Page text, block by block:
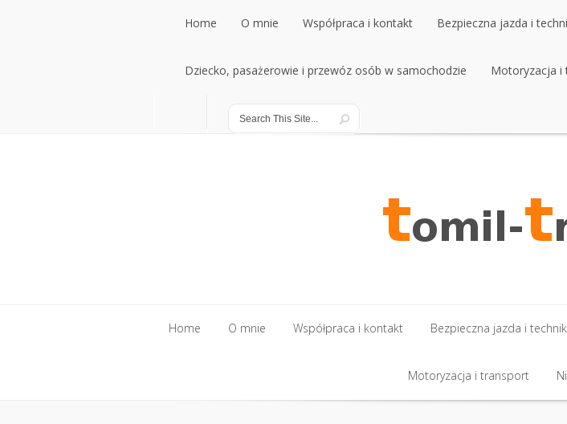
Home
Home
O mnie
O mnie
Współpraca i kontakt
Współpraca i kontakt
Bezpieczna jazda i
Bezpieczna jazda i
Dziecko, pasażerowie i przewóz osób w samochodzie
Dziecko, pasażerowie i przewóz osób w samochodzie
Motoryzacja i
Home O mnie Współpraca i kontakt Bezpieczna jazda i
Bezpieczna jazda i
Motoryzacja i transport